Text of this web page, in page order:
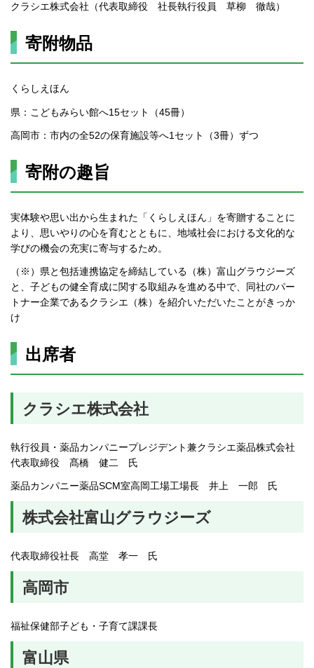
クラシエ株式会社（代表取締役 社長執行役員 草柳 徹哉）
寄附物品
くらしえほん
県：こどもみらい館へ15セット（45冊）
高岡市：市内の全52の保育施設等へ1セット（3冊）ずつ
寄附の趣旨
実体験や思い出から生まれた「くらしえほん」を寄贈することに
より、思いやりの心を育むとともに、地域社会における文化的な
学びの機会の充実に寄与するため。
（※）県と包括連携協定を締結している（株）富山グラウジーズ
と、子どもの健全育成に関する取組みを進める中で、同社のパー
トナー企業であるクラシエ（株）を紹介いただいたことがきっか
け
出席者
クラシエ株式会社
執行役員・薬品カンパニープレジデント兼クラシエ薬品株式会社
代表取締役 髙橋 健二 氏
薬品カンパニー薬品SCM室高岡工場工場長 井上 一郎 氏
株式会社富山グラウジーズ
代表取締役社長 高堂 孝一 氏
高岡市
福祉保健部子ども・子育て課課長
富山県